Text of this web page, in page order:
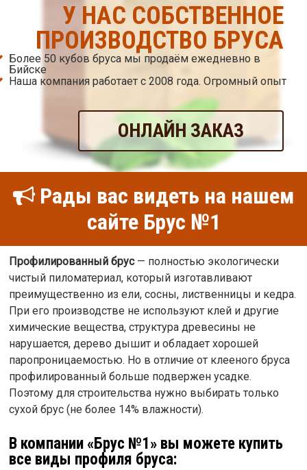
У НАС СОБСТВЕННОЕ
ПРОИЗВОДСТВО БРУСА
Более 50 кубов бруса мы продаём ежедневно в
Бийске
Наша компания работает с 2008 года. Огромный опыт
ОНЛАЙН ЗАКАЗ
Рады вас видеть на нашем
сайте Брус №1
Профилированный брус— полностью экологически
чистый пиломатериал, который изготавливают
преимущественно из ели, сосны, лиственницы и кедра.
При его производстве не используют клей и другие
химические вещества, структура древесины не
нарушается, дерево дышит и обладает хорошей
паропроницаемостью. Но в отличие от клееного бруса
профилированный больше подвержен усадке.
Поэтому для строительства нужно выбирать только
сухой брус (не более 14% влажности).
В компании «Брус №1» вы можете купить
все виды профиля бруса: